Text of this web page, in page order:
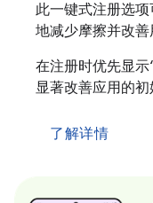
此一键式注册选
地减少摩擦并改善
在注册时优先显
显著改善应用的初
了解详情